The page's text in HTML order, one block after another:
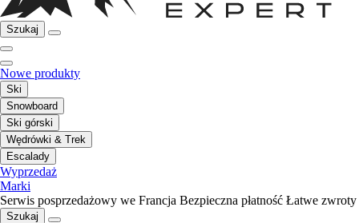
Szukaj
Nowe produkty
Ski
Snowboard
Ski górski
Wędrówki & Trek
Escalady
Wyprzedaż
Marki
Serwis posprzedażowy we Francja Bezpieczna płatność Łatwe zwroty
Szukaj